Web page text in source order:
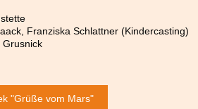
Franziska Schlattner (Kindercasting)
Grusnick
"Grüße vom Mars"